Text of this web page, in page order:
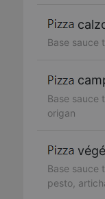
Base sauce
Base sauce
origan
Base sauce
pesto,